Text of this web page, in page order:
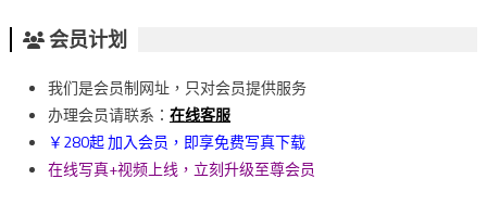
会员计划
我们是会员制网址，只对会员提供服务
办理会员请联系： 在线客服
￥280起 加入会员，即享免费写真下载
在线写真+视频上线，立刻升级至尊会员